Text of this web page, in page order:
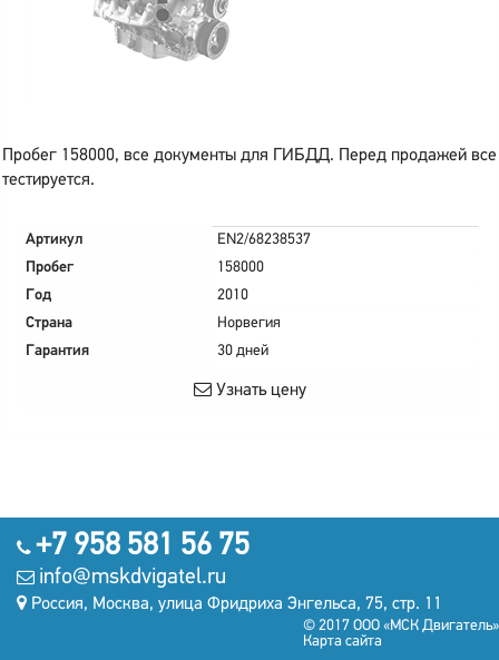
Пробег 158000, все документы для ГИБДД. Перед продажей все
тестируется.
Артикул
EN2/68238537
Пробег
158000
Год
2010
Страна
Норвегия
Гарантия
30 дней
Узнать цену
+7 958 581 56 75
info@mskdvigatel.ru
Россия, Москва, улица Фридриха Энгельса, 75, стр. 11
© 2017 ООО «МСК Двигатель»
Карта сайта